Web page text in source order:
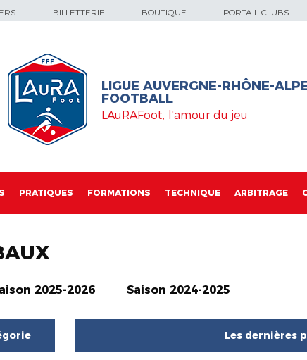
BILLETTERIE BOUTIQUE PORTAIL CLUBS
LIGUE AUVERGNE-RHÔNE-
FOOTBALL
LAuRAFoot, l'amour du jeu
PRATIQUES FORMATIONS TECHNIQUE ARBITRAGE
2025-2026 Saison 2024-2025
Les dernières